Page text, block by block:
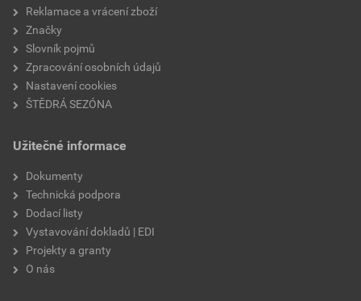
Reklamace a vrácení zboží
Značky
Slovník pojmů
Zpracování osobních údajů
Nastavení cookies
ŠTĚDRÁ SEZÓNA
Užitečné informace
Dokumenty
Technická podpora
Dodací listy
Vystavování dokladů | EDI
Projekty a granty
O nás